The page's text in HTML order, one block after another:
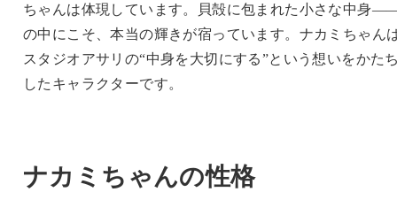
ちゃんは体現しています。貝殻に包まれた小さな中身
の中にこそ、本当の輝きが宿っています。ナカミちゃん
スタジオアサリの“中身を大切にする”という想いをかた
したキャラクターです。
ナカミちゃんの性格